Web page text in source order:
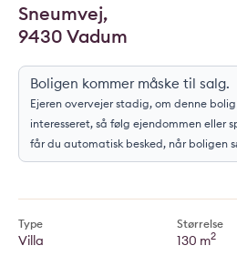
Sneumvej,
9430 Vadum
Boligen kommer måske til salg.
Ejeren overvejer stadig, om denne
interesseret, så følg ejendommen eller
får du automatisk besked, når boligen
Type
Villa
Størrelse
130 m2